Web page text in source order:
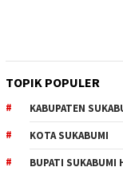
TOPIK POPULER
KABUPATEN
KOTA SUKABUMI
BUPATI SUKABUMI